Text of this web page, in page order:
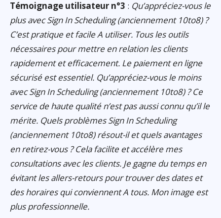
Témoignage utilisateur n°3 : Qu’appréciez-vous le
plus avec Sign In Scheduling (anciennement 10to8) ?
C’est pratique et facile A utiliser. Tous les outils
nécessaires pour mettre en relation les clients
rapidement et efficacement. Le paiement en ligne
sécurisé est essentiel. Qu’appréciez-vous le moins
avec Sign In Scheduling (anciennement 10to8) ? Ce
service de haute qualité n’est pas aussi connu qu’il le
mérite. Quels problèmes Sign In Scheduling
(anciennement 10to8) résout-il et quels avantages
en retirez-vous ? Cela facilite et accélère mes
consultations avec les clients. Je gagne du temps en
évitant les allers-retours pour trouver des dates et
des horaires qui conviennent A tous. Mon image est
plus professionnelle.